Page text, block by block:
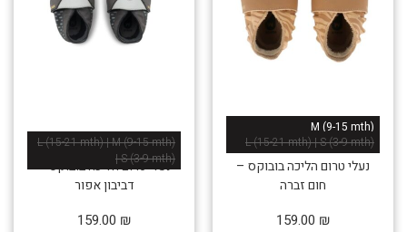
M (9-15 mth)
L (15-21 mth) | S (3-9 mth)
נעלי טרום הליכה בובוקס –
חום זברה
159.00 ₪
L (15-21 mth) | M (9-15 mth)
| S (3-9 mth)
נעלי טרום הליכה בובוקס –
דביבון אפור
159.00 ₪